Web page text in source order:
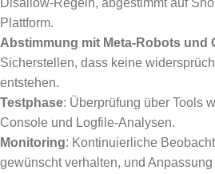
Plattform.
Abstimmung mit Meta-Robots und
Sicherstellen, dass keine
entstehen.
Testphase: Überprüfung über Tools
Console und Logfile-Analysen.
Monitoring: Kontinuierliche
gewünscht verhalten, und